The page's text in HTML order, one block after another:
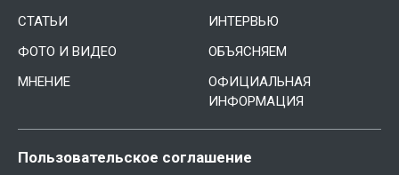
СТАТЬИ
ИНТЕРВЬЮ
ФОТО И ВИДЕО
ОБЪЯСНЯЕМ
МНЕНИЕ
ОФИЦИАЛЬНАЯ
ИНФОРМАЦИЯ
Пользовательское соглашение